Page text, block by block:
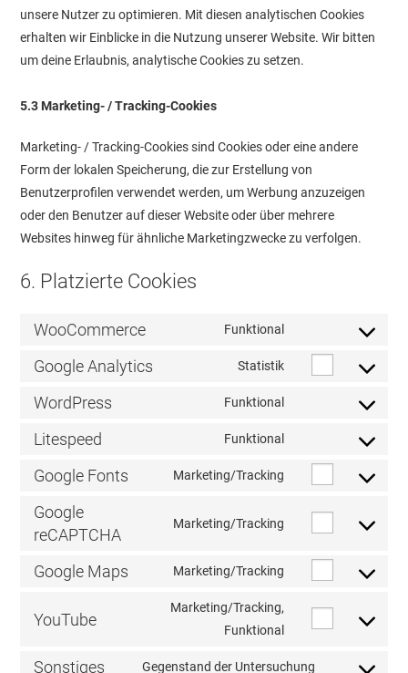
unsere Nutzer zu optimieren. Mit diesen analytischen Cookies
erhalten wir Einblicke in die Nutzung unserer Website. Wir bitten
um deine Erlaubnis, analytische Cookies zu setzen.
5.3 Marketing- / Tracking-Cookies
Marketing- / Tracking-Cookies sind Cookies oder eine andere
Form der lokalen Speicherung, die zur Erstellung von
Benutzerprofilen verwendet werden, um Werbung anzuzeigen
oder den Benutzer auf dieser Website oder über mehrere
Websites hinweg für ähnliche Marketingzwecke zu verfolgen.
6. Platzierte Cookies
WooCommerce Funktional
woocommerce
Google Analytics Statistik
Consent
analytics
WordPress Funktional
wordpress
Litespeed Funktional
litespeed
Google Fonts Marketing/Tracking
Consent
service
fonts
Google
reCAPTCHA
Marketing/Tracking
Consent
service
Google Maps Marketing/Tracking
Consent
service
YouTube
Marketing/Tracking,
Funktional
Consent
Sonstiges Gegenstand der Untersuchung